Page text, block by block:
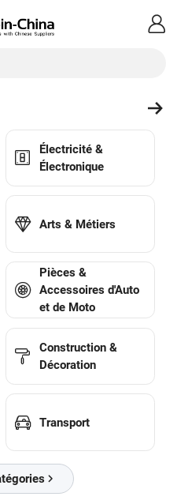
Électricité &
Électronique
Arts & Métiers
Pièces &
Accessoires d'Auto
et de Moto
Construction &
Décoration
Transport